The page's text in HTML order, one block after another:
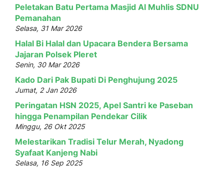
Peletakan Batu Pertama Masjid Al Muhlis SDNU
Pemanahan
Selasa, 31 Mar 2026
Halal Bi Halal dan Upacara Bendera Bersama
Jajaran Polsek Pleret
Senin, 30 Mar 2026
Kado Dari Pak Bupati Di Penghujung 2025
Jumat, 2 Jan 2026
Peringatan HSN 2025, Apel Santri ke Paseban
hingga Penampilan Pendekar Cilik
Minggu, 26 Okt 2025
Melestarikan Tradisi Telur Merah, Nyadong
Syafaat Kanjeng Nabi
Selasa, 16 Sep 2025